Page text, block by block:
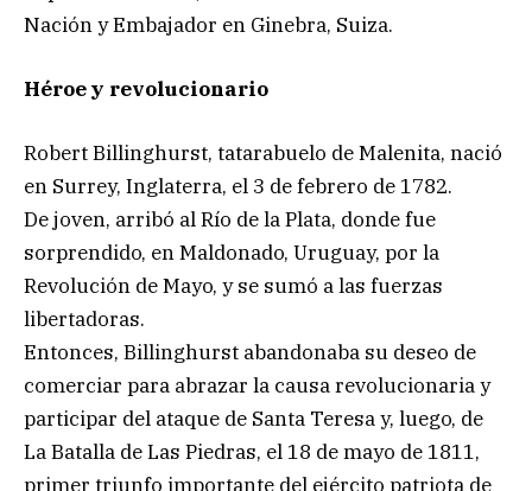
Nación y Embajador en Ginebra, Suiza.
Héroe y revolucionario
Robert Billinghurst, tatarabuelo de Malenita, nació
en Surrey, Inglaterra, el 3 de febrero de 1782.
De joven, arribó al Río de la Plata, donde fue
sorprendido, en Maldonado, Uruguay, por la
Revolución de Mayo, y se sumó a las fuerzas
libertadoras.
Entonces, Billinghurst abandonaba su deseo de
comerciar para abrazar la causa revolucionaria y
participar del ataque de Santa Teresa y, luego, de
La Batalla de Las Piedras, el 18 de mayo de 1811,
primer triunfo importante del ejército patriota de